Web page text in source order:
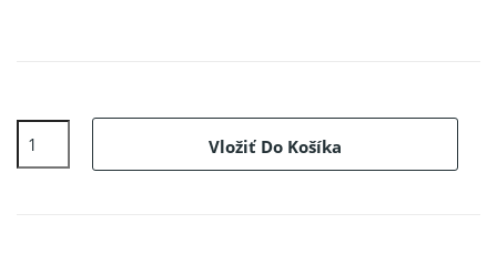
Vložiť Do Košíka